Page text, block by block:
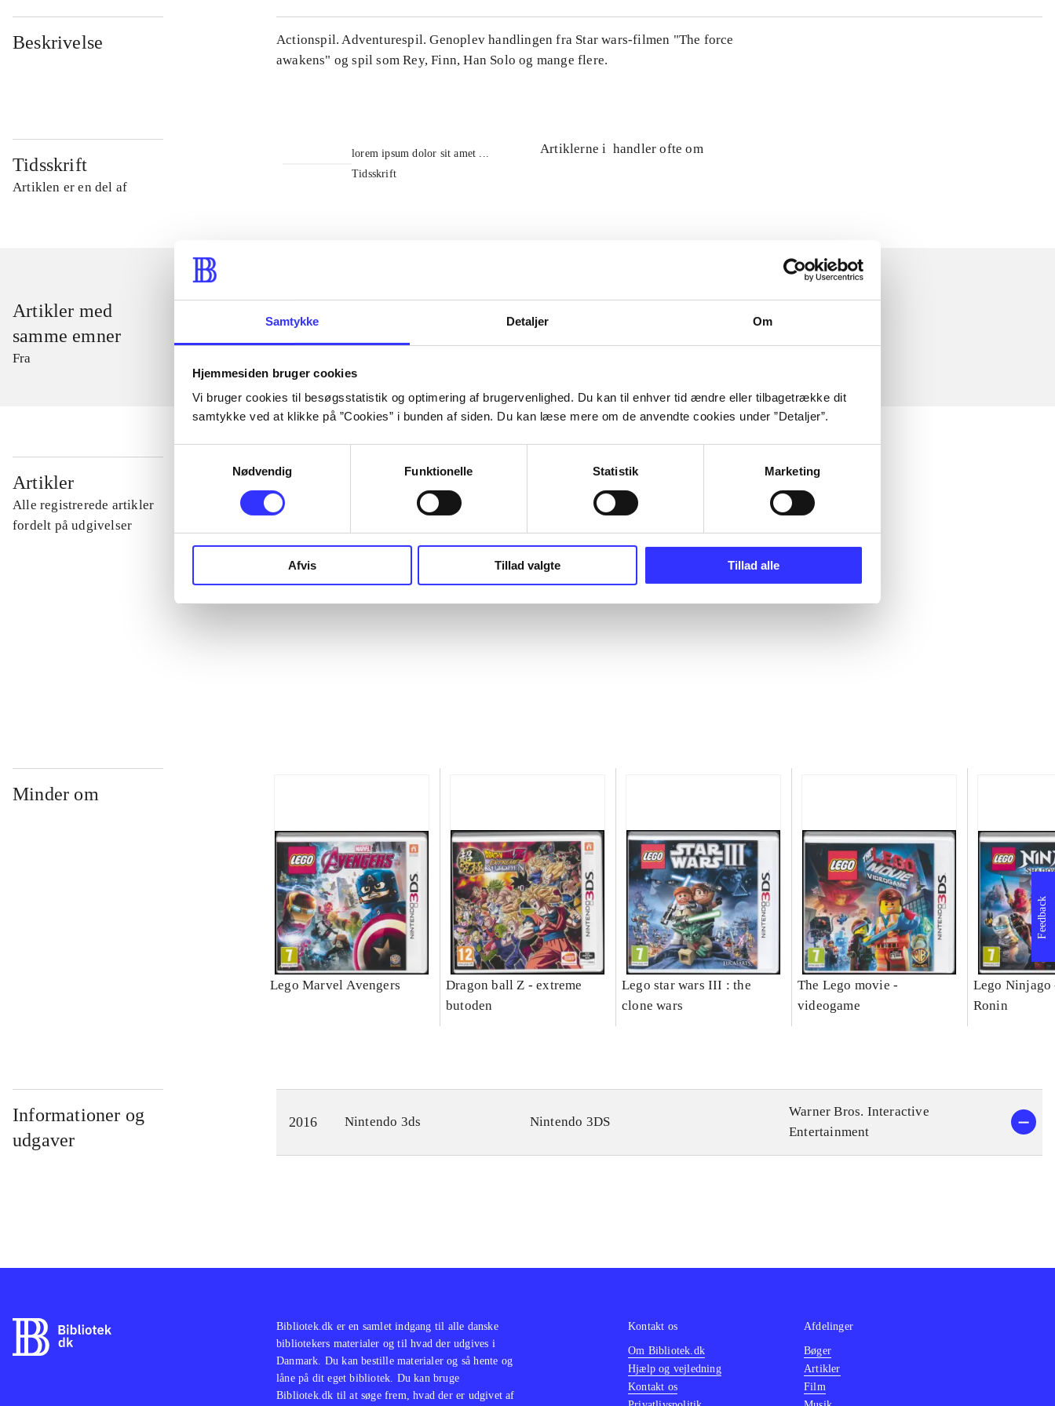
Samtykke Detaljer Om
Hjemmesiden bruger cookies
Vi bruger cookies til besøgsstatistik og optimering af brugervenlighed. Du kan til enhver tid ændre eller tilbagetrække dit
samtykke ved at klikke på ”Cookies” i bunden af siden. Du kan læse mere om de anvendte cookies under ”Detaljer”.
Nødvendig
Funktionelle Statistik Marketing
Afvis Tillad valgte Tillad alle
Beskrivelse
Actionspil. Adventurespil. Genoplev handlingen fra Star wars-filmen "The force
awakens" og spil som Rey, Finn, Han Solo og mange flere.
Tidsskrift
Artiklen er en del af
lorem ipsum dolor sit amet ...
Tidsskrift
Artiklerne i handler ofte om
Artikler med
samme emner
Fra
Artikler
Alle registrerede artikler
fordelt på udgivelser
...
Minder om
Lego Marvel Avengers
Dragon ball Z - extreme
butoden
Lego star wars III : the
clone wars
The Lego movie -
videogame
Lego Ninjago
Ronin
Informationer og
udgaver
2016 Nintendo 3ds Nintendo 3DS
Warner Bros. Interactive
Entertainment
Feedback
Bibliotek.dk er en samlet indgang til alle danske
bibliotekers materialer og til hvad der udgives i
Danmark. Du kan bestille materialer og så hente og
låne på dit eget bibliotek. Du kan bruge
Bibliotek.dk til at søge frem, hvad der er udgivet af
Kontakt os
Om Bibliotek.dk
Hjælp og vejledning
Kontakt os
Afdelinger
Bøger
Artikler
Film